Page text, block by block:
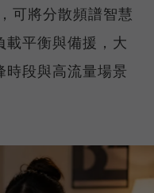
可將分散頻譜智慧
載平衡與備援，大
時段與高流量場景